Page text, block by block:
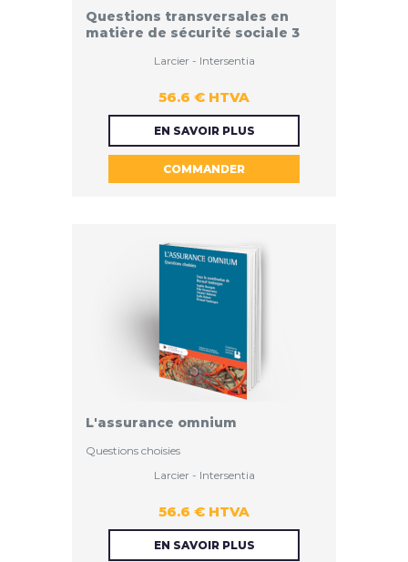
Questions transversales en
matière de sécurité sociale 3
56.6 € HTVA
Larcier - Intersentia
EN SAVOIR PLUS
COMMANDER
56.6 €
L'assurance omnium
Questions choisies
56.6 € HTVA
Larcier - Intersentia
EN SAVOIR PLUS
56.6 €